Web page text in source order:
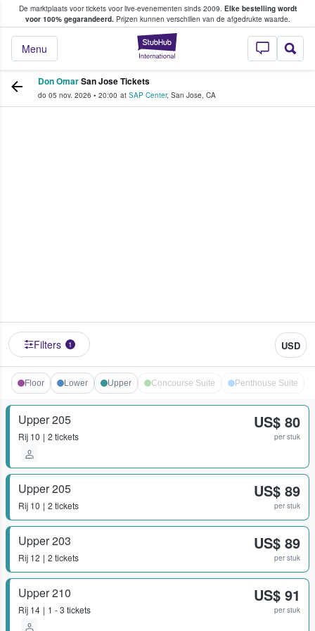
De marktplaats voor tickets voor live-evenementen sinds 2009. Elke bestelling wordt
voor 100% gegarandeerd.Prijzen kunnen verschillen van de afgedrukte waarde.
StubHub: waar
Menu
tickets kopen en verkopen
Don OmarSan Jose Tickets
do 05 nov. 2026 • 20:00 at SAP Center, San Jose, CA
Filters 1 USD
Floor Lower Upper Concourse Suite Penthouse Suite
Upper 205
Rij 10 2 tickets
US$ 80
per stuk
Upper 205
Rij 10 2 tickets
US$ 89
per stuk
Upper 203
Rij 12 2 tickets
US$ 89
per stuk
Upper 210
Rij 14 1 - 3 tickets
US$ 91
per stuk